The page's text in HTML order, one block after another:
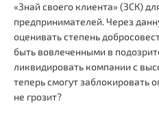
«Знай своего клиента» (ЗСК)
предпринимателей. Через
оценивать степень
быть вовлеченными в
ликвидировать компании с
теперь смогут заблокировать
не грозит?